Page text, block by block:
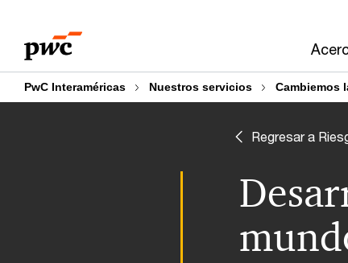
content
footer
PwC Interaméricas Nuestros servicios Cambiemos
Regresar a